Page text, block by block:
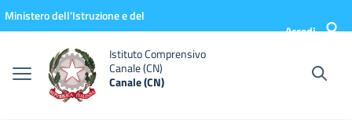
Vai ai contenuti
Vai al menu di navigazione
Vai al footer
Ministero dell'Istruzione e del
Accedi
Istituto Comprensivo
Canale (CN)
Canale (CN)